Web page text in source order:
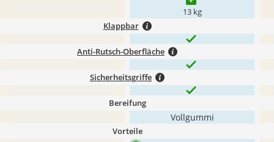
13 kg
Klappbar
Anti-Rutsch-Oberfläche
Sicherheitsgriffe
Bereifung
Vollgummi
Vorteile